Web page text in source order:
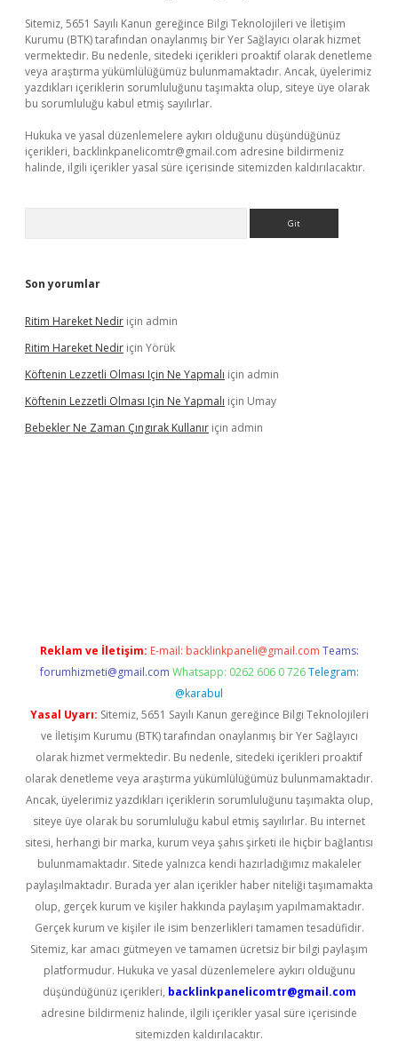
Sitemiz, 5651 Sayılı Kanun gereğince Bilgi Teknolojileri ve İletişim
Kurumu (BTK) tarafından onaylanmış bir Yer Sağlayıcı olarak hizmet
vermektedir. Bu nedenle, sitedeki içerikleri proaktif olarak denetleme
veya araştırma yükümlülüğümüz bulunmamaktadır. Ancak, üyelerimiz
yazdıkları içeriklerin sorumluluğunu taşımakta olup, siteye üye olarak
bu sorumluluğu kabul etmiş sayılırlar.
Hukuka ve yasal düzenlemelere aykırı olduğunu düşündüğünüz
içerikleri, backlinkpanelicomtr@gmail.com adresine bildirmeniz
halinde, ilgili içerikler yasal süre içerisinde sitemizden kaldırılacaktır.
Son yorumlar
Ritim Hareket Nedir için admin
Ritim Hareket Nedir için Yörük
Köftenin Lezzetli Olması Için Ne Yapmalı için admin
Köftenin Lezzetli Olması Için Ne Yapmalı için Umay
Bebekler Ne Zaman Çıngırak Kullanır için admin
Reklam ve İletişim: E-mail: backlinkpaneli@gmail.com Teams:
forumhizmeti@gmail.com Whatsapp: 0262 606 0 726 Telegram:
@karabul
Yasal Uyarı: Sitemiz, 5651 Sayılı Kanun gereğince Bilgi Teknolojileri
ve İletişim Kurumu (BTK) tarafından onaylanmış bir Yer Sağlayıcı
olarak hizmet vermektedir. Bu nedenle, sitedeki içerikleri proaktif
olarak denetleme veya araştırma yükümlülüğümüz bulunmamaktadır.
Ancak, üyelerimiz yazdıkları içeriklerin sorumluluğunu taşımakta olup,
siteye üye olarak bu sorumluluğu kabul etmiş sayılırlar. Bu internet
sitesi, herhangi bir marka, kurum veya şahıs şirketi ile hiçbir bağlantısı
bulunmamaktadır. Sitede yalnızca kendi hazırladığımız makaleler
paylaşılmaktadır. Burada yer alan içerikler haber niteliği taşımamakta
olup, gerçek kurum ve kişiler hakkında paylaşım yapılmamaktadır.
Gerçek kurum ve kişiler ile isim benzerlikleri tamamen tesadüfidir.
Sitemiz, kar amacı gütmeyen ve tamamen ücretsiz bir bilgi paylaşım
platformudur. Hukuka ve yasal düzenlemelere aykırı olduğunu
düşündüğünüz içerikleri, backlinkpanelicomtr@gmail.com
adresine bildirmeniz halinde, ilgili içerikler yasal süre içerisinde
sitemizden kaldırılacaktır.